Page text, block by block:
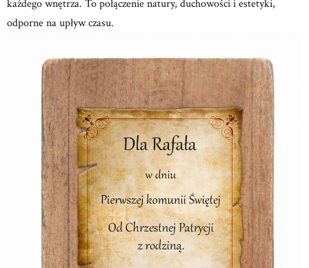
każdego wnętrza. To połączenie natury, duchowości i estetyki,
odporne na upływ czasu.